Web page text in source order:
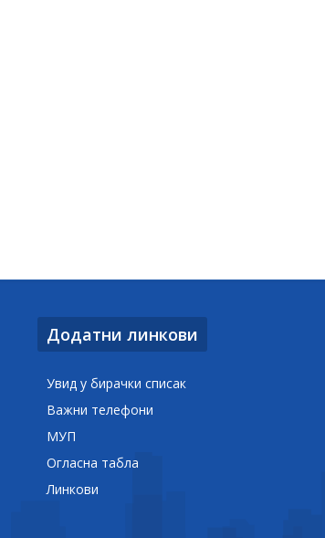
Додатни линкови
Увид у бирачки списак
Важни телефони
МУП
Огласна табла
Линкови